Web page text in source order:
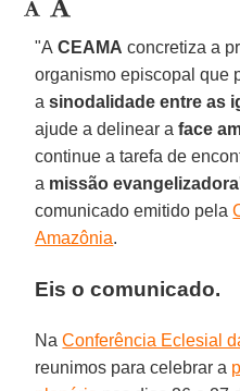
"ACEAMA concretiza a
organismo episcopal que
asinodalidade entre as
ajude a delinear aface
continue a tarefa de
a missão evangelizadora
comunicado emitido pela
Amazônia.
Eis o comunicado.
NaConferência Eclesial
reunimos para celebrar a